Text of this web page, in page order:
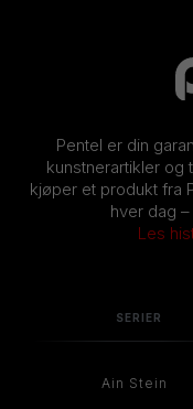
Pentel er din
kunstnerartikler og
kjøper et produkt fra
hver dag
Les
SERIER
Ain Stein